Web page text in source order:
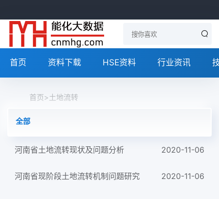
首页 资料下载 HSE资料 行业资讯
首页> 土地流转
全部
河南省土地流转现状及问题分析 2020-11-06
河南省现阶段土地流转机制问题研究 2020-11-06